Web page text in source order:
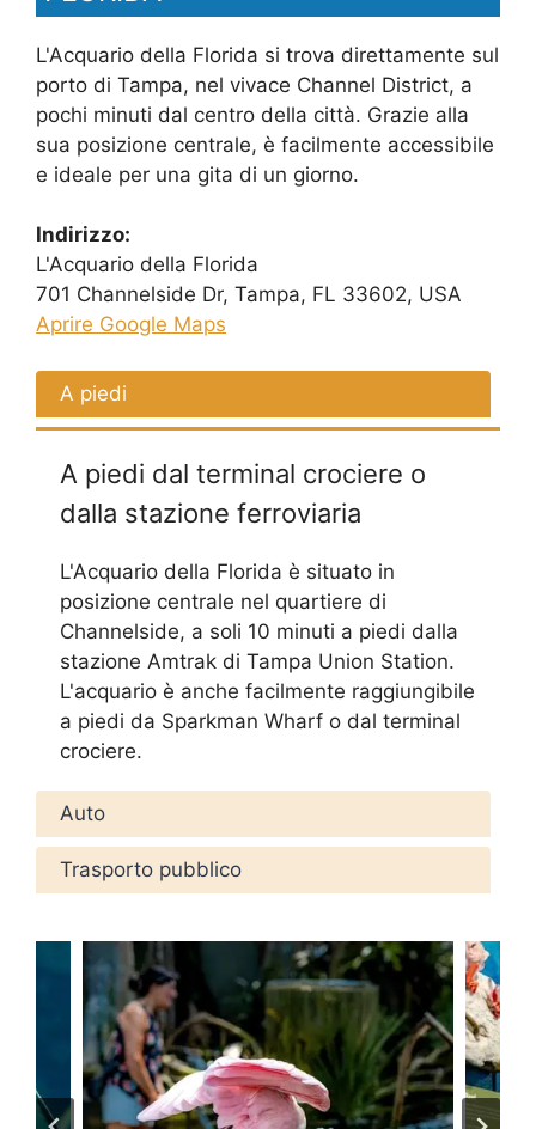
L'Acquario della Florida si trova direttamente sul
porto di Tampa, nel vivace Channel District, a
pochi minuti dal centro della città. Grazie alla
sua posizione centrale, è facilmente accessibile
e ideale per una gita di un giorno.
Indirizzo:
L'Acquario della Florida
701 Channelside Dr, Tampa, FL 33602, USA
Aprire Google Maps
A piedi
A piedi dal terminal crociere o
dalla stazione ferroviaria
L'Acquario della Florida è situato in
posizione centrale nel quartiere di
Channelside, a soli 10 minuti a piedi dalla
stazione Amtrak di Tampa Union Station.
L'acquario è anche facilmente raggiungibile
a piedi da Sparkman Wharf o dal terminal
crociere.
Auto
Trasporto pubblico